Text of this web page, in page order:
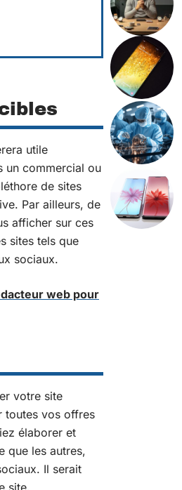
utile
un commercial ou
de sites
Par ailleurs, de
afficher sur ces
sites tels que
sociaux.
web pour
votre site
toutes vos offres
élaborer et
que les autres,
Il serait
site.